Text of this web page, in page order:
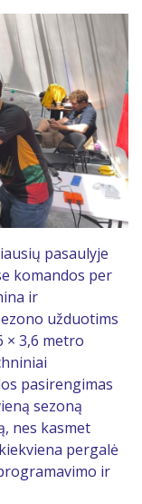
pasaulyje
komandos per
ir
užduotims
× 3,6 metro
pasirengimas
sezoną
nes kasmet
pergalė
ir